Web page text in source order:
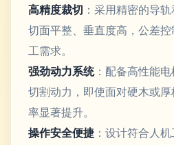
高精度裁切 ：采用精密的导
切面平整、垂直度高，公差
工需求。
强劲动力系统：配备高性能
切割动力，即使面对硬木或
率显著提升。
操作安全便捷 ：设计符合人